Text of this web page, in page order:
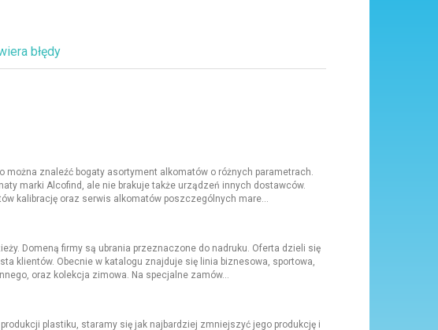
błędy
można znaleźć bogaty asortyment alkomatów o różnych parametrach.
marki Alcofind, ale nie brakuje także urządzeń innych dostawców.
kalibrację oraz serwis alkomatów poszczególnych mare...
Domeną firmy są ubrania przeznaczone do nadruku. Oferta dzieli się
klientów. Obecnie w katalogu znajduje się linia biznesowa, sportowa,
oraz kolekcja zimowa. Na specjalne zamów...
plastiku, staramy się jak najbardziej zmniejszyć jego produkcję i